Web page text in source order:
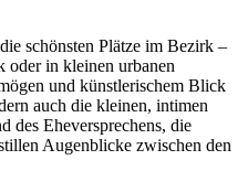
schönsten Plätze im Bezirk –
oder in kleinen urbanen
und künstlerischem Blick
auch die kleinen, intimen
des Eheversprechens, die
Augenblicke zwischen den